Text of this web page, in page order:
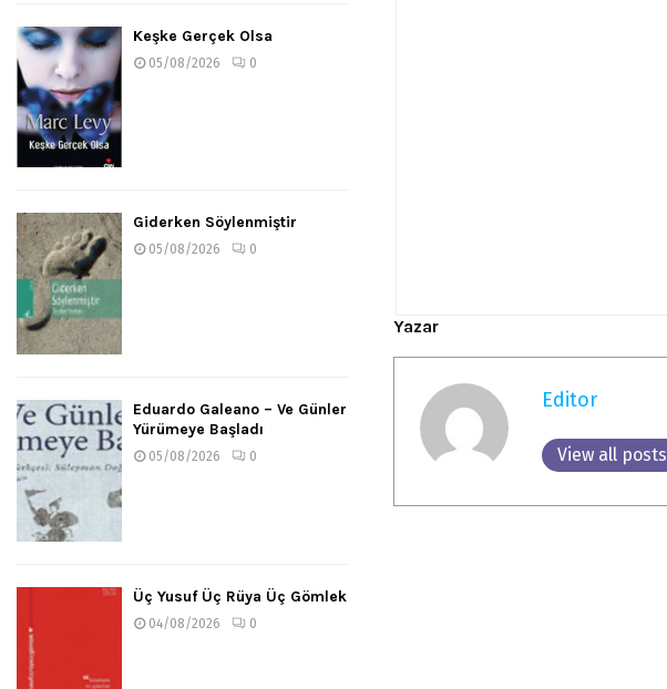
Yazar
Editor
View all posts
Keşke Gerçek Olsa
05/08/2026 0
Giderken Söylenmiştir
05/08/2026 0
Eduardo Galeano – Ve Günler
Yürümeye Başladı
05/08/2026 0
Üç Yusuf Üç Rüya Üç Gömlek
04/08/2026 0